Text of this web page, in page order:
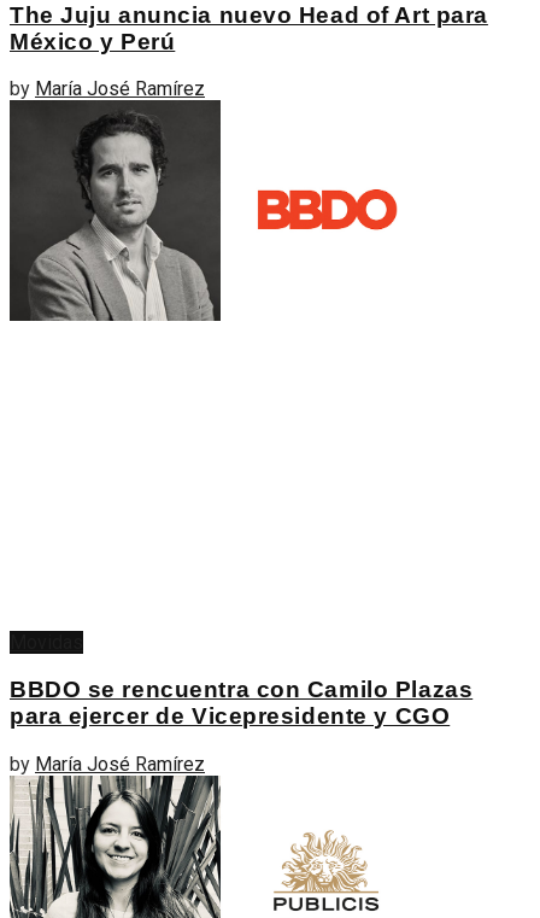
The Juju anuncia nuevo Head of Art para
México y Perú
by María José Ramírez
BBDO se rencuentra con Camilo Plazas
para ejercer de Vicepresidente y CGO
by María José Ramírez